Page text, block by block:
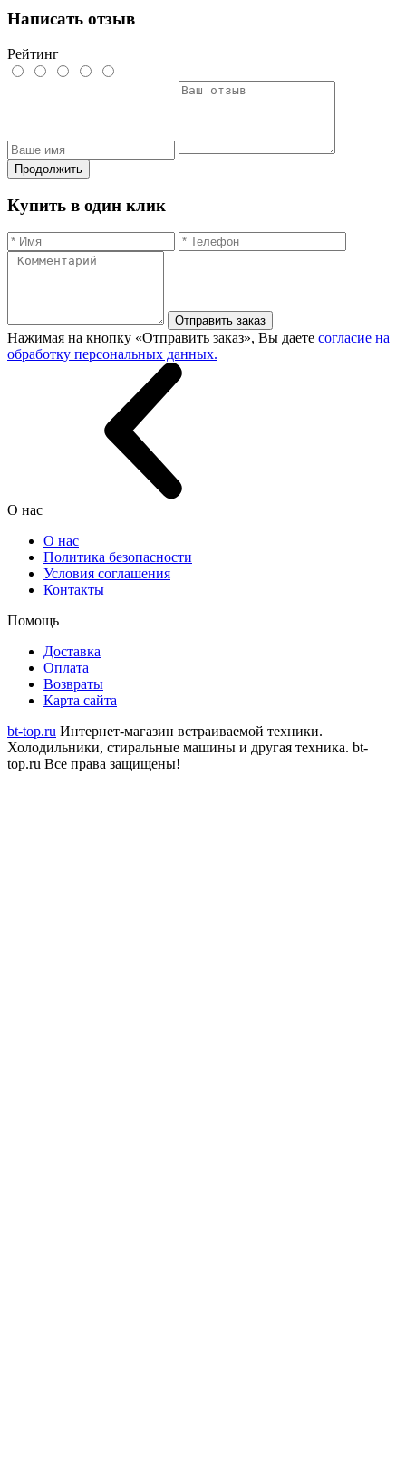
Написать отзыв
Рейтинг
Продолжить
Купить в один клик
Отправить заказ
Нажимая на кнопку «Отправить заказ», Вы даете согласие на
обработку персональных данных.
О нас
О нас
Политика безопасности
Условия соглашения
Контакты
Помощь
Доставка
Оплата
Возвраты
Карта сайта
bt-top.ru Интернет-магазин встраиваемой техники.
Холодильники, стиральные машины и другая техника. bt-
top.ru Все права защищены!